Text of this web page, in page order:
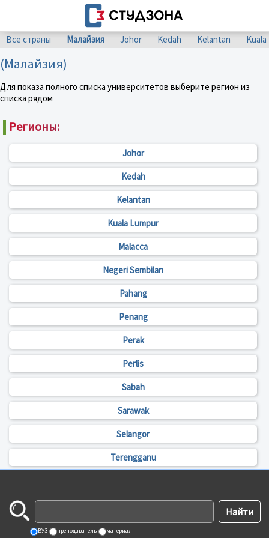
Все страны Малайзия Johor Kedah Kelantan
(Малайзия)
Для показа полного списка университетов выберите регион из
списка рядом
Регионы:
Johor
Kedah
Kelantan
Kuala Lumpur
Malacca
Negeri Sembilan
Pahang
Penang
Perak
Perlis
Sabah
Sarawak
Selangor
Terengganu
ВУЗ преподаватель материал